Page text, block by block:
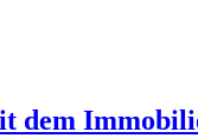
dem